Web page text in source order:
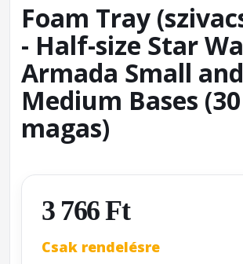
Foam Tray
- Half-size Star
Armada Small and
Medium Bases
magas)
3 766 Ft
Csak rendelésre